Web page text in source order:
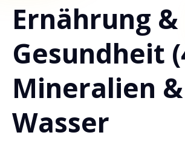
Ernährung &
Gesundheit
Mineralien &
Wasser